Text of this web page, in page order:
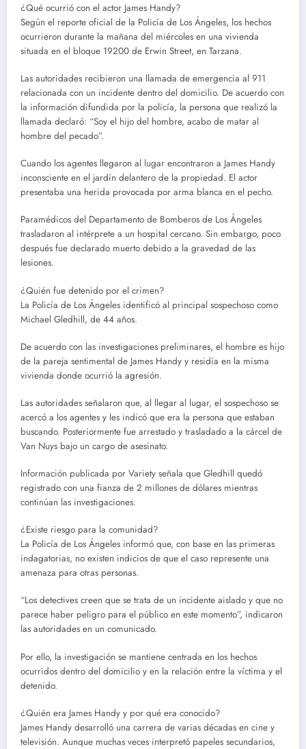
¿Qué ocurrió con el actor James Handy?
Según el reporte oficial de la Policía de Los Ángeles, los hechos
ocurrieron durante la mañana del miércoles en una vivienda
situada en el bloque 19200 de Erwin Street, en Tarzana.
Las autoridades recibieron una llamada de emergencia al 911
relacionada con un incidente dentro del domicilio. De acuerdo con
la información difundida por la policía, la persona que realizó la
llamada declaró: “Soy el hijo del hombre, acabo de matar al
hombre del pecado”.
Cuando los agentes llegaron al lugar encontraron a James Handy
inconsciente en el jardín delantero de la propiedad. El actor
presentaba una herida provocada por arma blanca en el pecho.
Paramédicos del Departamento de Bomberos de Los Ángeles
trasladaron al intérprete a un hospital cercano. Sin embargo, poco
después fue declarado muerto debido a la gravedad de las
lesiones.
¿Quién fue detenido por el crimen?
La Policía de Los Ángeles identificó al principal sospechoso como
Michael Gledhill, de 44 años.
De acuerdo con las investigaciones preliminares, el hombre es hijo
de la pareja sentimental de James Handy y residía en la misma
vivienda donde ocurrió la agresión.
Las autoridades señalaron que, al llegar al lugar, el sospechoso se
acercó a los agentes y les indicó que era la persona que estaban
buscando. Posteriormente fue arrestado y trasladado a la cárcel de
Van Nuys bajo un cargo de asesinato.
Información publicada por Variety señala que Gledhill quedó
registrado con una fianza de 2 millones de dólares mientras
continúan las investigaciones.
¿Existe riesgo para la comunidad?
La Policía de Los Ángeles informó que, con base en las primeras
indagatorias, no existen indicios de que el caso represente una
amenaza para otras personas.
“Los detectives creen que se trata de un incidente aislado y que no
parece haber peligro para el público en este momento”, indicaron
las autoridades en un comunicado.
Por ello, la investigación se mantiene centrada en los hechos
ocurridos dentro del domicilio y en la relación entre la víctima y el
detenido.
¿Quién era James Handy y por qué era conocido?
James Handy desarrolló una carrera de varias décadas en cine y
televisión. Aunque muchas veces interpretó papeles secundarios,